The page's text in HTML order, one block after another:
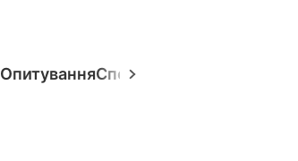
ОпитуванняСпецпроєкти